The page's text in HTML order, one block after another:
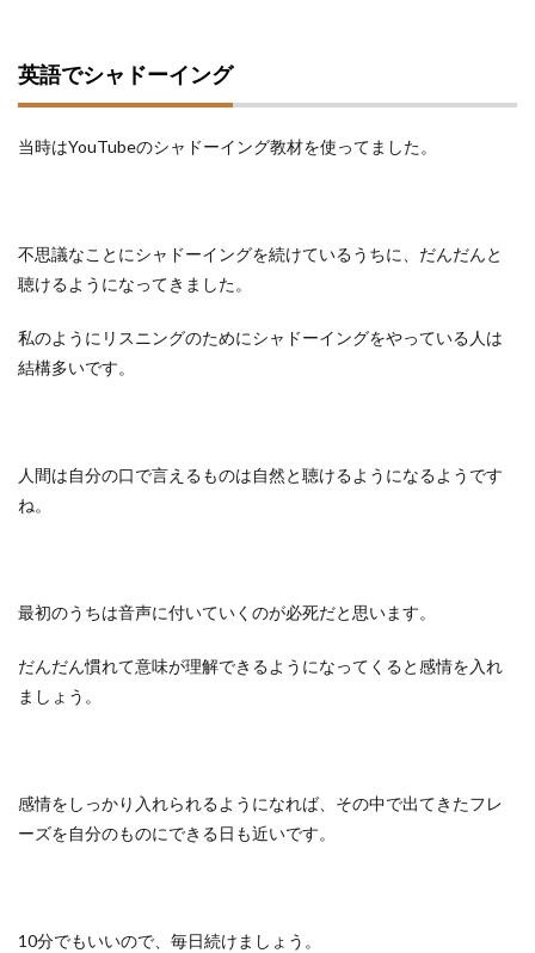
英語でシャドーイング
当時はYouTubeのシャドーイング教材を使ってました。
不思議なことにシャドーイングを続けているうちに、だんだんと
聴けるようになってきました。
私のようにリスニングのためにシャドーイングをやっている人は
結構多いです。
人間は自分の口で言えるものは自然と聴けるようになるようです
ね。
最初のうちは音声に付いていくのが必死だと思います。
だんだん慣れて意味が理解できるようになってくると感情を入れ
ましょう。
感情をしっかり入れられるようになれば、その中で出てきたフレ
ーズを自分のものにできる日も近いです。
10分でもいいので、毎日続けましょう。